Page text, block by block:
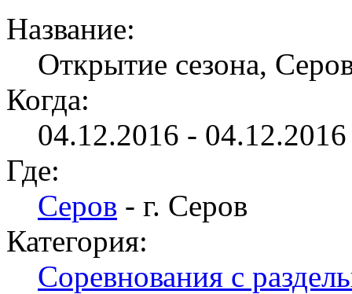
Название:
Открытие сезона,
Когда:
04.12.2016 -
Где:
Серов - г. Серов
Категория:
Соревнования с